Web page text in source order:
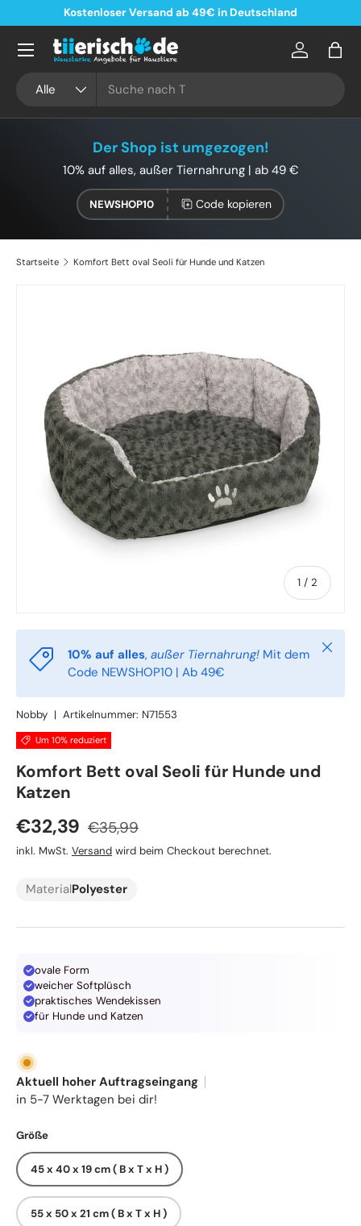
Direkt zum Inhalt
Kostenloser Versand ab 49€ in Deutschland
Alle
Konto
Der Shop ist umgezogen!
10% auf alles, außer Tiernahrung | ab 49 €
NEWSHOP10 Code kopieren
Startseite Komfort Bett oval Seoli für Hunde und Katzen
1 / von
2
10% auf alles, außer Tiernahrung! Mit dem
Code NEWSHOP10 | Ab 49€
Nobby | Artikelnummer: N71553
Um 10% reduziert
Nobby
Komfort Bett oval Seoli für Hunde und
Katzen
Verkaufspreis
€32,39 Normaler Preis
€35,99
inkl. MwSt. Versand wird beim Checkout berechnet.
MaterialPolyester
ovale Form
weicher Softplüsch
praktisches Wendekissen
für Hunde und Katzen
Aktuell hoher Auftragseingang
in 5-7 Werktagen bei dir!
Größe
45 x 40 x 19 cm ( B x T x H )
55 x 50 x 21 cm ( B x T x H )